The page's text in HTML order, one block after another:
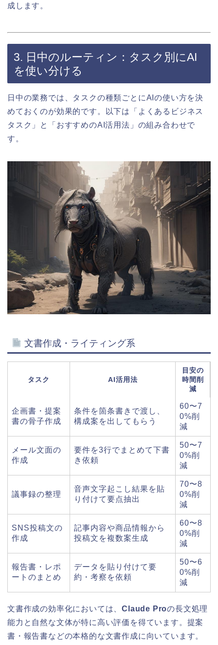
成します。
3. 日中のルーティン：タスク別にAI
を使い分ける
日中の業務では、タスクの種類ごとにAIの使い方を決
めておくのが効果的です。以下は「よくあるビジネス
タスク」と「おすすめのAI活用法」の組み合わせで
す。
文書作成・ライティング系
タスク AI活用法
目安の
時間削
減
企画書・提案
書の骨子作成
条件を箇条書きで渡し、
構成案を出してもらう
60〜7
0%削
減
メール文面の
作成
要件を3行でまとめて下書
き依頼
50〜7
0%削
減
議事録の整理
音声文字起こし結果を貼
り付けて要点抽出
70〜8
0%削
減
SNS投稿文の
作成
記事内容や商品情報から
投稿文を複数案生成
60〜8
0%削
減
報告書・レポ
ートのまとめ
データを貼り付けて要
約・考察を依頼
50〜6
0%削
減
文書作成の効率化においては、Claude Proの長文処理
能力と自然な文体が特に高い評価を得ています。提案
書・報告書などの本格的な文書作成に向いています。